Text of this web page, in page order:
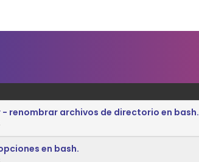
- renombrar archivos de directorio en bash.
- Media 0 de 5
12345
en bash.
- Media 0 de 5
12 345